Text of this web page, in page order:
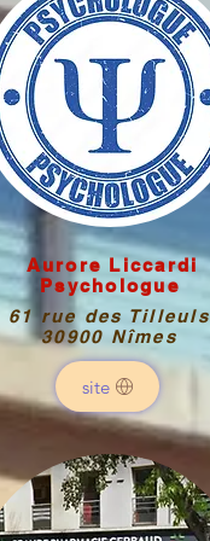
Aurore Liccardi
Psychologue
61 rue des Tilleuls
30900 Nîmes
site